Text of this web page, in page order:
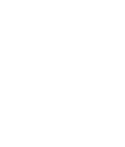
poplatek)